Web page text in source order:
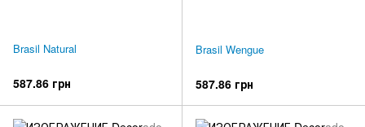
Brasil Natural
587.86 грн
Brasil Wengue
587.86 грн